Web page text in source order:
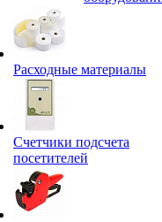
Расходные материалы
Счетчики подсчета
посетителей